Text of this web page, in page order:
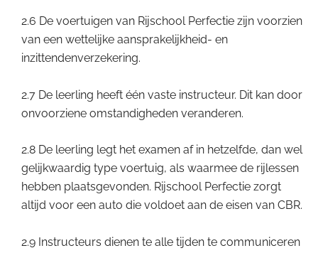
2.6 De voertuigen van Rijschool Perfectie zijn voorzien
van een wettelijke aansprakelijkheid- en
inzittendenverzekering.
2.7 De leerling heeft één vaste instructeur. Dit kan door
onvoorziene omstandigheden veranderen.
2.8 De leerling legt het examen af in hetzelfde, dan wel
gelijkwaardig type voertuig, als waarmee de rijlessen
hebben plaatsgevonden. Rijschool Perfectie zorgt
altijd voor een auto die voldoet aan de eisen van CBR.
2.9 Instructeurs dienen te alle tijden te communiceren